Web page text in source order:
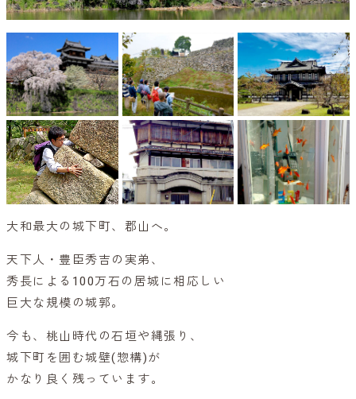
大和最大の城下町、郡山へ。
天下人・豊臣秀吉の実弟、
秀長による100万石の居城に相応しい
巨大な規模の城郭。
今も、桃山時代の石垣や縄張り、
城下町を囲む城壁(惣構)が
かなり良く残っています。